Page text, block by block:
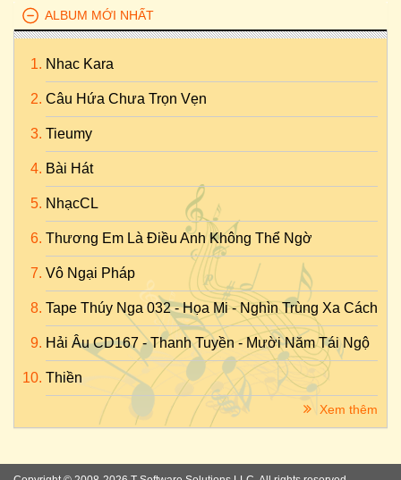
ALBUM MỚI NHẤT
Nhac Kara
Câu Hứa Chưa Trọn Vẹn
Tieumy
Bài Hát
NhạcCL
Thương Em Là Điều Anh Không Thể Ngờ
Vô Ngại Pháp
Tape Thúy Nga 032 - Họa Mi - Nghìn Trùng Xa Cách
Hải Âu CD167 - Thanh Tuyền - Mười Năm Tái Ngộ
Thiền
Xem thêm